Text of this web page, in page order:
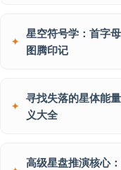
星空符号学：首字
图腾印记
寻找失落的星体能
义大全
高级星盘推演核心